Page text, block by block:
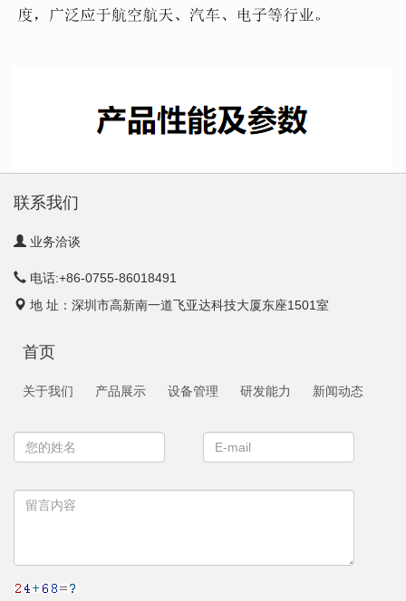
联系我们
业务洽谈
电话:+86-0755-86018491
地 址：深圳市高新南一道飞亚达科技大厦东座1501室
首页
关于我们 产品展示 设备管理 研发能力 新闻动态